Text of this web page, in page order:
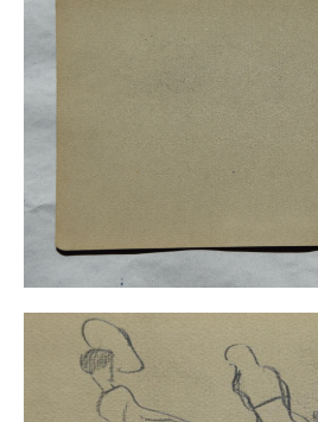
Theodor Zeller (1900-
Walter Becker (1893-
Der Maler Richard Sprick
Über Uns
Kontakt
Publikationsliste
Über Uns